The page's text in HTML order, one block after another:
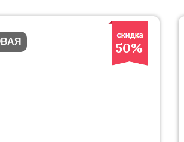
50%